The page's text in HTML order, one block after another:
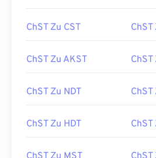
ChST Zu CST ChST
ChST Zu AKST ChST
ChST Zu NDT ChST
ChST Zu HDT ChST